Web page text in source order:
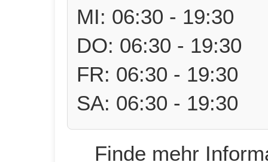
MI: 06:30 - 19:30
DO: 06:30 - 19:30
FR: 06:30 - 19:30
SA: 06:30 - 19:30
Finde mehr